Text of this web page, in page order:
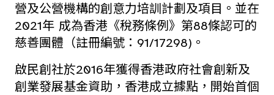
營及公營機構的創意力培訓計劃及項目。並在
2021年 成為香港《稅務條例》第88條認可的
慈善團體（註冊編號：91/17298)。
啟民創社於2016年獲得香港政府社會創新及
創業發展基金資助，香港成立據點，開始首個